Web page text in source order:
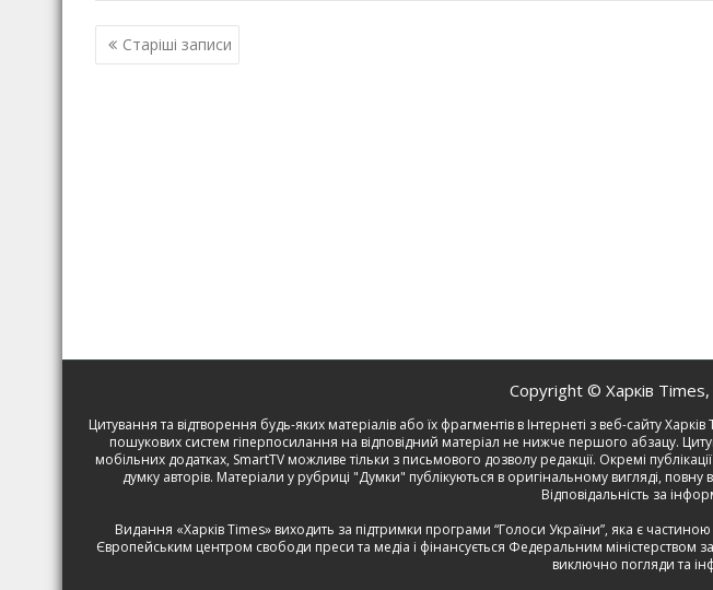
Навігація
записів
Старіші записи
Copyright © Харків
Цитування та відтворення будь-яких матеріалів або їх фрагментів в Інтернеті з веб-сайту
пошукових систем гіперпосилання на відповідний матеріал не нижче першого абзацу.
мобільних додатках, SmartTV можливе тільки з письмового дозволу редакції. Окремі
думку авторів. Матеріали у рубриці "Думки" публікуються в оригінальному вигляді, повну
Відповідальність за
Видання «Харків Times» виходить за підтримки програми “Голоси України”, яка є частиною
Європейським центром свободи преси та медіа і фінансується Федеральним міністерством
виключно погляди та